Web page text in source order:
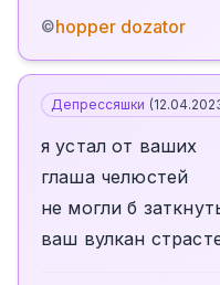
©hopper dozator
Депрессяшки (
я устал от ваших
глаша челюстей
не могли б
ваш вулкан